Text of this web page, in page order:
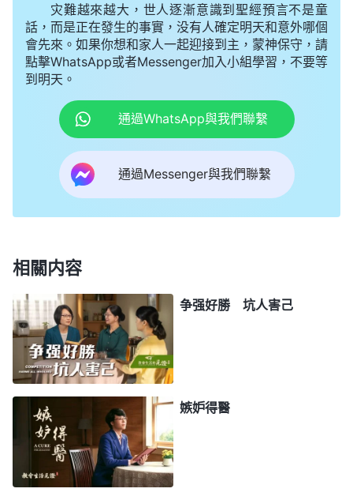
也拒絶，神説這是耍滑頭，是跟神玩心眼兒，神反感
厭憎，將這樣的人擱置一邊。看着神的話我感到有些
扎心，神揭示的不就是我現在的情形嗎？負責人讓我
提供簡歷時我就特别敏感，很怕被提拔到文字組，覺
得這個本分難度大、要求高，去了要是像以前一樣比
别人都差臉面會受損，要是臨到修理對付或被撤换那
就更丢人了。相比之下，在教會篩選生命經歷見證文
章工作壓力不大，還能得到弟兄姊妹的高看，我心裏
時，我心裏更是翻江倒海滿了抵觸，就想找理由拒絶
本分，甚至還想打退堂鼓。面對被提拔我考慮的全是
怎麽對自己的臉面有利，這不就是耍滑頭，跟神玩心
眼兒嗎？我真是自私又詭詐，絲毫不體貼神的心意，
也不考慮教會利益。我也開始反省，為什麽一觸及到
自己的臉面地位我就身不由己地抵擋神、悖逆神呢？
我看到一段神的話：「
地位是過于常人的，這是他性情實質裏的東西，不是
一時的興趣，也不是一時環境的影響，而是他生命、
灾難越來越大，世人逐漸意識到聖經預言不是童
話，而是正在發生的事實，没有人確定明天和意外哪個
會先來。如果你想和家人一起迎接到主，蒙神保守，請
點擊WhatsApp或者Messenger加入小組學習，不要等
到明天。
通過WhatsApp與我們聯繫
通過Messenger與我們聯繫
相關内容
争强好勝 坑人害己
嫉妒得醫